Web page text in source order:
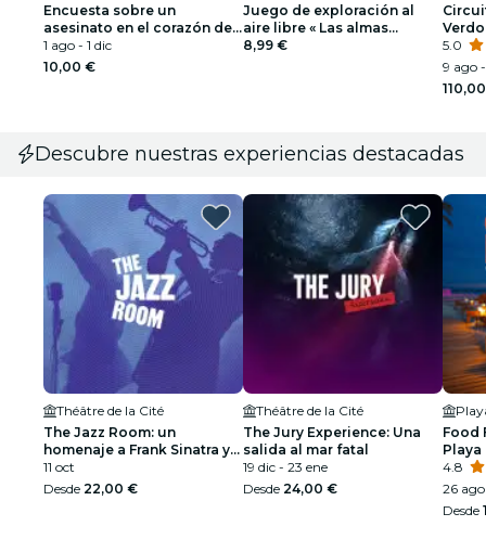
Encuesta sobre un
asesinato en el corazón de
Niza
1 ago - 1 dic
10,00 €
Juego de exploración al
aire libre « Las almas
perdidas de Niza »
8,99 €
5.0
9 ago
Descubre nuestras experiencias destacadas
Théâtre de la Cité
The Jazz Room: un
homenaje a Frank Sinatra y
Louis Armstrong
11 oct
Desde 22,00 €
Théâtre de la Cité
The Jury Experience: Una
salida al mar fatal
19 dic - 23 ene
Desde 24,00 €
Food
Playa
4.8
26 ago
Desde